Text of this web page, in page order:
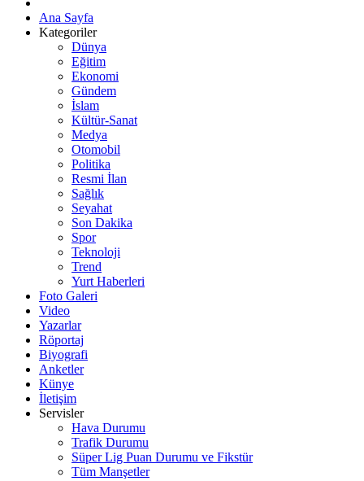
Ana Sayfa
Kategoriler
Dünya
Eğitim
Ekonomi
Gündem
İslam
Kültür-Sanat
Medya
Otomobil
Politika
Resmi İlan
Sağlık
Seyahat
Son Dakika
Spor
Teknoloji
Trend
Yurt Haberleri
Foto Galeri
Video
Yazarlar
Röportaj
Biyografi
Anketler
Künye
İletişim
Servisler
Hava Durumu
Trafik Durumu
Süper Lig Puan Durumu ve Fikstür
Tüm Manşetler